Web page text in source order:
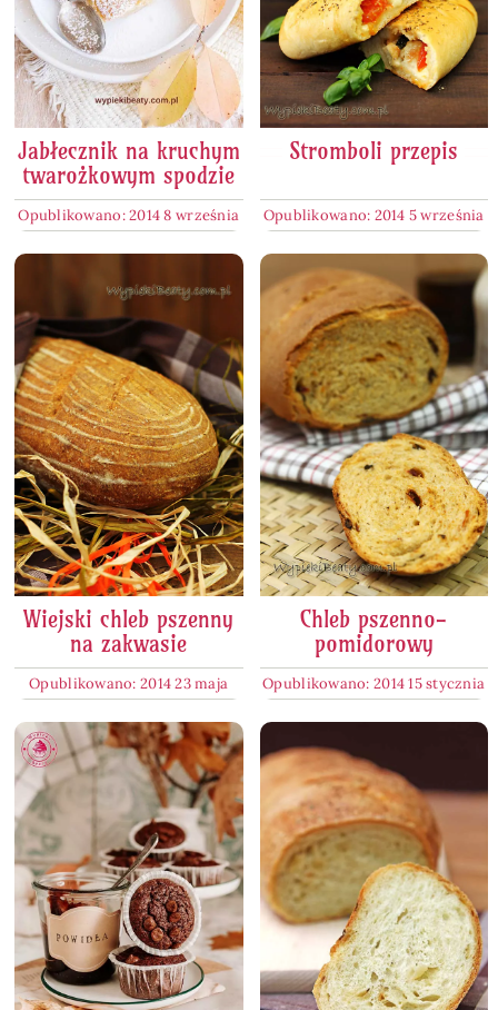
Jabłecznik na kruchym
twarożkowym spodzie
Opublikowano: 2014 8 września
Stromboli przepis
Opublikowano: 2014 5 września
Wiejski chleb pszenny
na zakwasie
Opublikowano: 2014 23 maja
Chleb pszenno-
pomidorowy
Opublikowano: 2014 15 stycznia